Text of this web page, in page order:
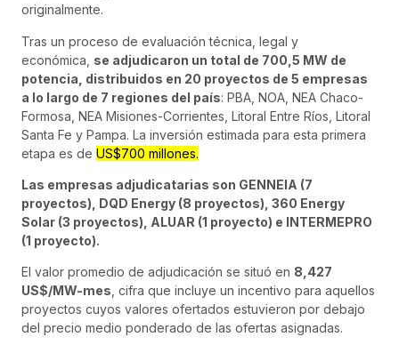
originalmente.
Tras un proceso de evaluación técnica, legal y
económica, se adjudicaron un total de 700,5 MW de
potencia, distribuidos en 20 proyectos de 5 empresas
a lo largo de 7 regiones del país: PBA, NOA, NEA Chaco-
Formosa, NEA Misiones-Corrientes, Litoral Entre Ríos, Litoral
Santa Fe y Pampa. La inversión estimada para esta primera
etapa es de US$700 millones.
Las empresas adjudicatarias son GENNEIA (7
proyectos), DQD Energy (8 proyectos), 360 Energy
Solar (3 proyectos), ALUAR (1 proyecto) e INTERMEPRO
(1 proyecto).
El valor promedio de adjudicación se situó en 8,427
US$/MW-mes , cifra que incluye un incentivo para aquellos
proyectos cuyos valores ofertados estuvieron por debajo
del precio medio ponderado de las ofertas asignadas.